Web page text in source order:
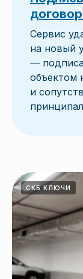
Сервис
на новый
—
объектом
и
СКБ КЛЮЧИ